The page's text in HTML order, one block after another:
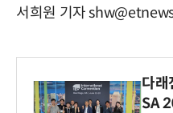
서희원 기자
다래
SA